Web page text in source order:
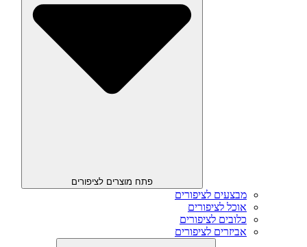
פתח מוצרים לציפורים
מבצעים לציפורים
אוכל לציפורים
כלובים לציפורים
אביזרים לציפורים